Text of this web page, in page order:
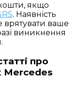
якщо
. Наявність
врятувати ваше
виникнення
про
Mercedes